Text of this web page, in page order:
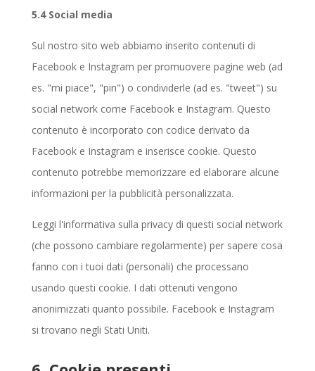
5.4 Social media
Sul nostro sito web abbiamo inserito contenuti di
Facebook e Instagram per promuovere pagine web (ad
es. "mi piace", "pin") o condividerle (ad es. "tweet") su
social network come Facebook e Instagram. Questo
contenuto è incorporato con codice derivato da
Facebook e Instagram e inserisce cookie. Questo
contenuto potrebbe memorizzare ed elaborare alcune
informazioni per la pubblicità personalizzata.
Leggi l'informativa sulla privacy di questi social network
(che possono cambiare regolarmente) per sapere cosa
fanno con i tuoi dati (personali) che processano
usando questi cookie. I dati ottenuti vengono
anonimizzati quanto possibile. Facebook e Instagram
si trovano negli Stati Uniti.